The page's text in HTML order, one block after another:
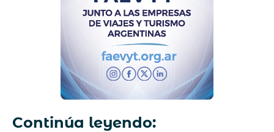
Continúa leyendo: